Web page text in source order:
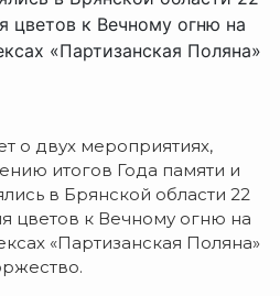
цветов к Вечному огню на
«Партизанская Поляна»
о двух мероприятиях,
итогов Года памяти и
в Брянской области 22
цветов к Вечному огню на
«Партизанская Поляна»